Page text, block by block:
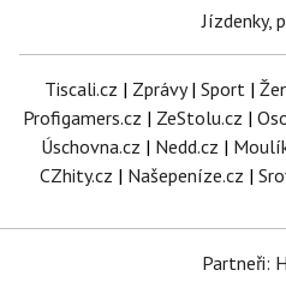
Jízdenky,
Tiscali.cz | Zprávy| Sport |
Profigamers.cz | ZeStolu.cz |
Úschovna.cz | Nedd.cz |
CZhity.cz | Našepeníze.cz |
Partneři: